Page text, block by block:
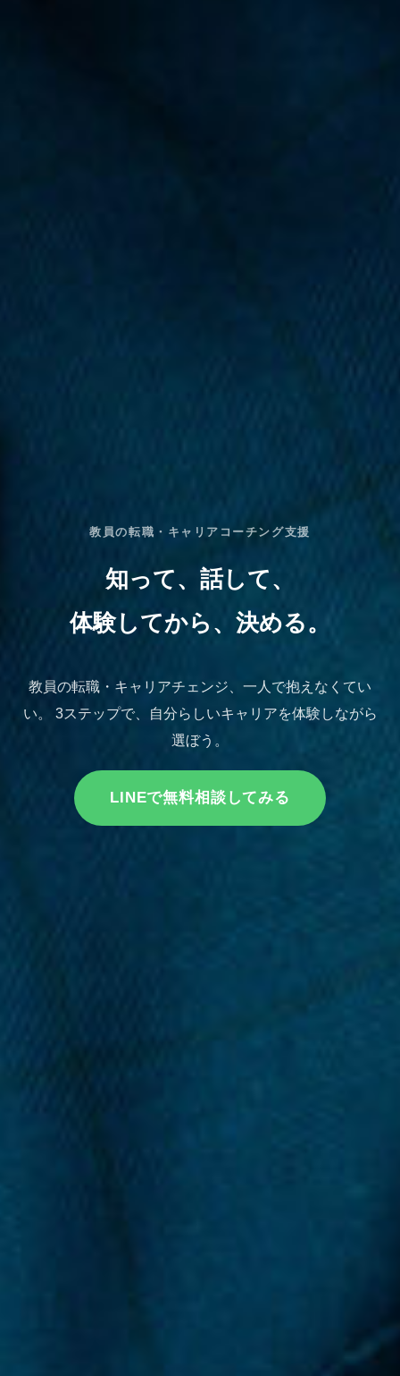
教員の転職・キャリアコーチング支援
知って、話して、
体験してから、決める。
教員の転職・キャリアチェンジ、一人で抱えなくてい
い。 3ステップで、自分らしいキャリアを体験しながら
選ぼう。
LINEで無料相談してみる